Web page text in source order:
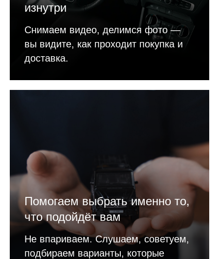
изнутри
Снимаем видео, делимся фото —
вы видите, как проходит покупка и
доставка.
Помогаем выбрать именно то,
что подойдёт вам
Не впариваем. Слушаем, советуем,
подбираем варианты, которые